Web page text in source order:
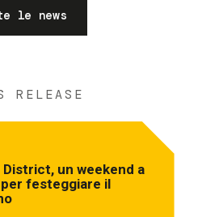
le news
RELEASE
un weekend a
festeggiare il